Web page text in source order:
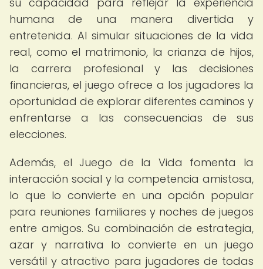
humana de una manera divertida y
entretenida. Al simular situaciones de la vida
real, como el matrimonio, la crianza de hijos,
la carrera profesional y las decisiones
financieras, el juego ofrece a los jugadores la
oportunidad de explorar diferentes caminos y
enfrentarse a las consecuencias de sus
elecciones.
Además, el Juego de la Vida fomenta la
interacción social y la competencia amistosa,
lo que lo convierte en una opción popular
para reuniones familiares y noches de juegos
entre amigos. Su combinación de estrategia,
azar y narrativa lo convierte en un juego
versátil y atractivo para jugadores de todas